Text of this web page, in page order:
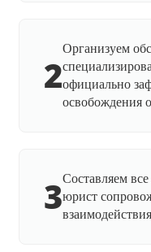
2
Организуем
официально
освобождения
3Составляем
юрист